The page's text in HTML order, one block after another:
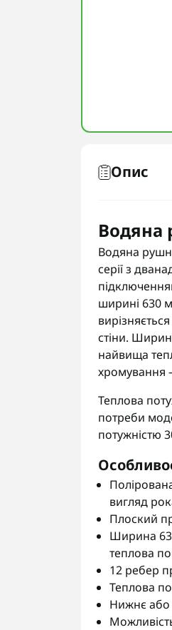
Опис
Водяна
Водяна
серії з
ширині 630
стіни.
найвища
хромування
Теплова
потреби
потужністю
вигляд
Плоский
Ширина
теплова
12 ребер
Теплова
Нижнє або